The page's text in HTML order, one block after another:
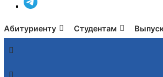
Абитуриенту Студентам